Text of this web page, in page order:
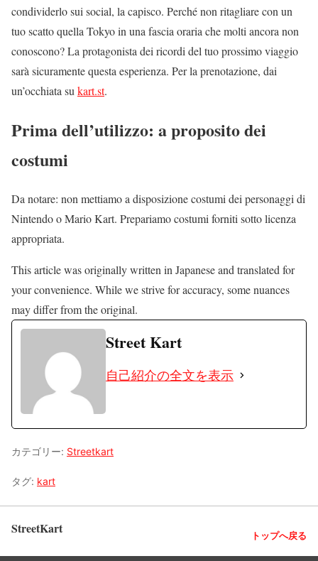
condividerlo sui social, la capisco. Perché non ritagliare con un
tuo scatto quella Tokyo in una fascia oraria che molti ancora non
conoscono? La protagonista dei ricordi del tuo prossimo viaggio
sarà sicuramente questa esperienza. Per la prenotazione, dai
un’occhiata sukart.st.
Prima dell’utilizzo: a proposito dei
costumi
Da notare: non mettiamo a disposizione costumi dei personaggi di
Nintendo o Mario Kart. Prepariamo costumi forniti sotto licenza
appropriata.
This article was originally written in Japanese and translated for
your convenience. While we strive for accuracy, some nuances
may differ from the original.
Street Kart
自己紹介の全文を表示
カテゴリー: Streetkart
タグ: kart
StreetKart トップへ戻る